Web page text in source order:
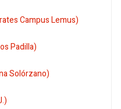
Campus Lemus)
Padilla)
Solórzano)